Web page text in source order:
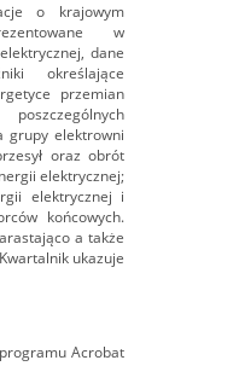
o krajowym
w
dane
określające
przemian
grupy elektrowni
oraz obrót
elektrycznej;
elektrycznej i
końcowych.
a także
ukazuje
Acrobat